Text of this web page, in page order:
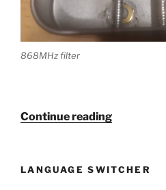
868MHz filter
Continue reading“Filtr
Meshtastic
LANGUAGE SWITCHER